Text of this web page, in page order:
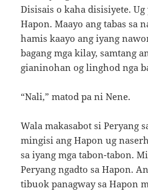
Disisais o kaha disisiyete.
Hapon. Maayo ang tabas sa
hamis kaayo ang iyang
bagang mga kilay, samtang
gianinohan og linghod nga
“Nali,” matod pa ni Nene.
Wala makasabot si Peryang
mingisi ang Hapon ug
sa iyang mga tabon-tabon.
Peryang ngadto sa Hapon.
tibuok panagway sa Hapon